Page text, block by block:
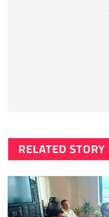
RELATED STORY